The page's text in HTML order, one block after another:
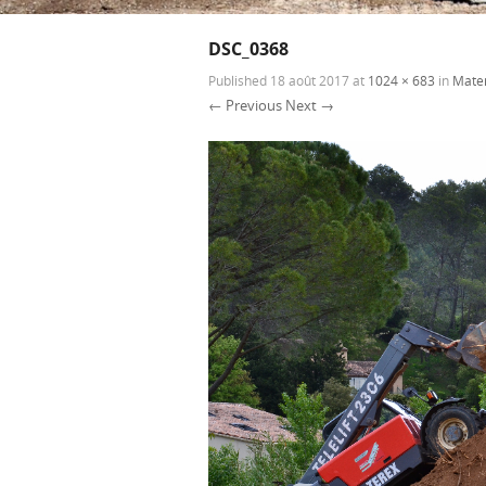
DSC_0368
Published 18 août 2017at 1024 × 683 in
← Previous Next →